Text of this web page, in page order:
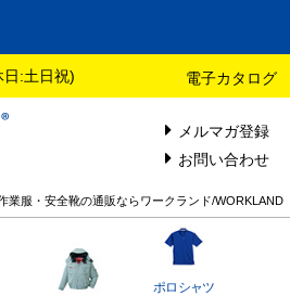
:土日祝) 電子カタログ
メルマガ登録
お問い合わせ
業服・安全靴の通販ならワークランド/WORKLAND
ポロシャツ